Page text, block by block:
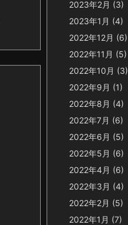
2023年2月 (3)
2023年1月 (4)
2022年12月 (6)
2022年11月 (5)
2022年10月 (3)
2022年9月 (1)
2022年8月 (4)
2022年7月 (6)
2022年6月 (5)
2022年5月 (6)
2022年4月 (6)
2022年3月 (4)
2022年2月 (5)
2022年1月 (7)